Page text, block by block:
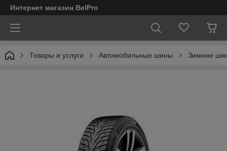
Интернет магазин BelPro
Товары и услуги Автомобильные шины Зимние